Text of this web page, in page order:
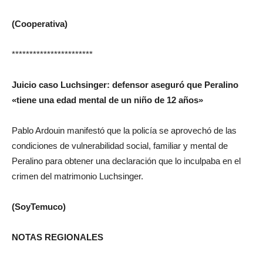
(Cooperativa)
***********************
Juicio caso Luchsinger: defensor aseguró que Peralino
«tiene una edad mental de un niño de 12 años»
Pablo Ardouin manifestó que la policía se aprovechó de las
condiciones de vulnerabilidad social, familiar y mental de
Peralino para obtener una declaración que lo inculpaba en el
crimen del matrimonio Luchsinger.
(SoyTemuco)
NOTAS REGIONALES